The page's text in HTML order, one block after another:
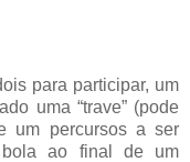
para participar, um
uma “trave” (pode
um percursos a ser
bola ao final de um